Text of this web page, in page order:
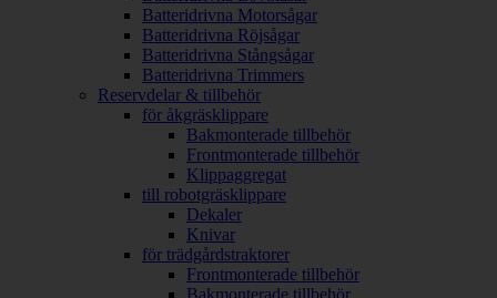
Batteridrivna Motorsågar
Batteridrivna Röjsågar
Batteridrivna Stångsågar
Batteridrivna Trimmers
Reservdelar & tillbehör
för åkgräsklippare
Bakmonterade tillbehör
Frontmonterade tillbehör
Klippaggregat
till robotgräsklippare
Dekaler
Knivar
för trädgårdstraktorer
Frontmonterade tillbehör
Bakmonterade tillbehör